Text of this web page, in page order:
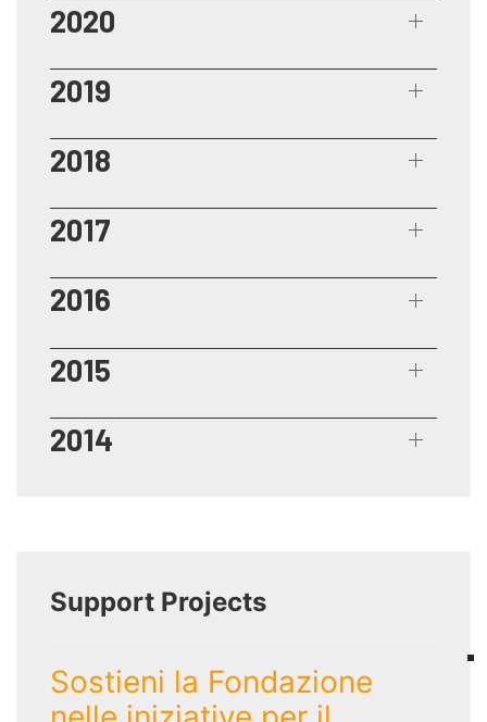
2020
2019
2018
2017
2016
2015
2014
Support Projects
Sostieni la Fondazione